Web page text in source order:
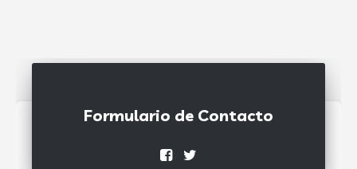
Formulario de Contacto